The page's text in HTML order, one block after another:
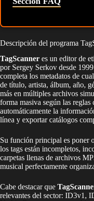
Descripción del programa
TagScanner es un editor de
por Sergey Serkov desde
completa los metadatos de
de título, artista, álbum, año,
más en múltiples archivos
forma masiva según las
automáticamente la
línea y exportar catálogos
Su función principal es poner
los tags están incompletos,
carpetas llenas de archivos
musical perfectamente
Cabe destacar que
relevantes del sector: ID3v1,